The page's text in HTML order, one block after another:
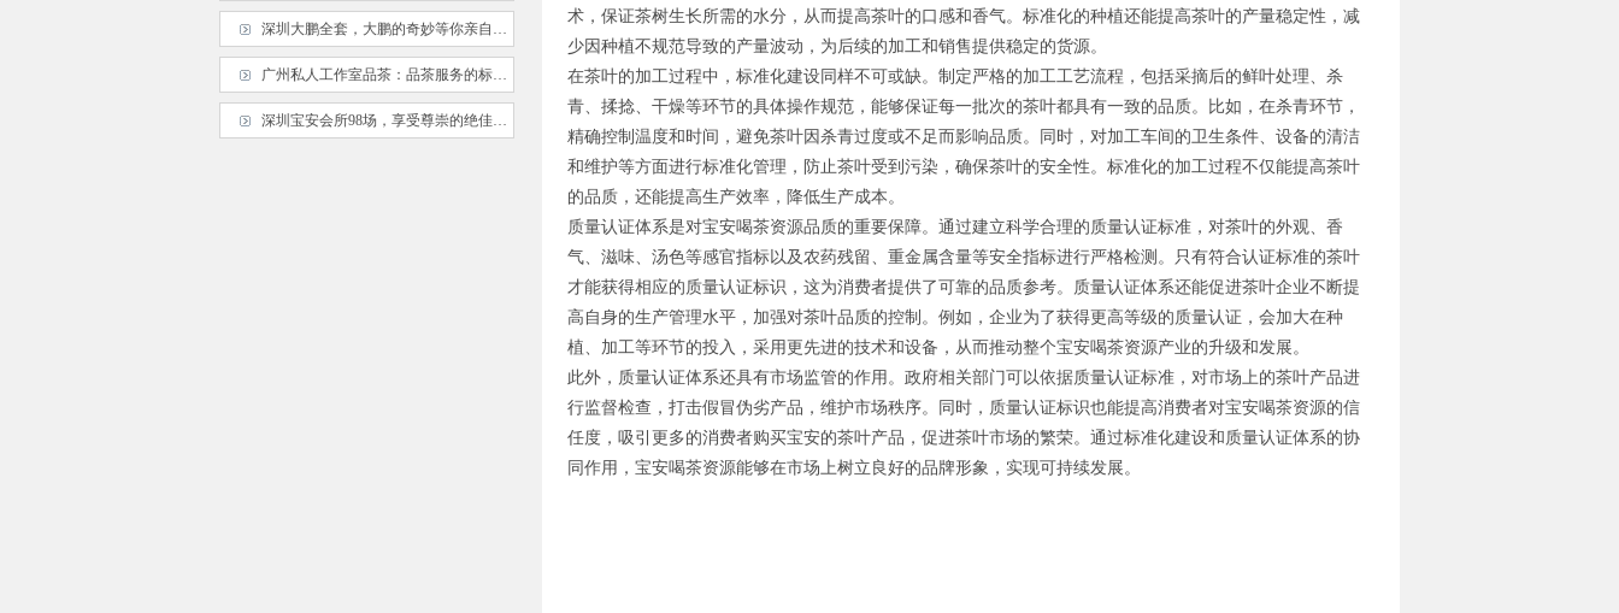
术，保证茶树生长所需的水分，从而提高茶叶的口感和香气。标准化的种植还能提高茶叶的产量稳定性，减
少因种植不规范导致的产量波动，为后续的加工和销售提供稳定的货源。
在茶叶的加工过程中，标准化建设同样不可或缺。制定严格的加工工艺流程，包括采摘后的鲜叶处理、杀
青、揉捻、干燥等环节的具体操作规范，能够保证每一批次的茶叶都具有一致的品质。比如，在杀青环节，
精确控制温度和时间，避免茶叶因杀青过度或不足而影响品质。同时，对加工车间的卫生条件、设备的清洁
和维护等方面进行标准化管理，防止茶叶受到污染，确保茶叶的安全性。标准化的加工过程不仅能提高茶叶
的品质，还能提高生产效率，降低生产成本。
质量认证体系是对宝安喝茶资源品质的重要保障。通过建立科学合理的质量认证标准，对茶叶的外观、香
气、滋味、汤色等感官指标以及农药残留、重金属含量等安全指标进行严格检测。只有符合认证标准的茶叶
才能获得相应的质量认证标识，这为消费者提供了可靠的品质参考。质量认证体系还能促进茶叶企业不断提
高自身的生产管理水平，加强对茶叶品质的控制。例如，企业为了获得更高等级的质量认证，会加大在种
植、加工等环节的投入，采用更先进的技术和设备，从而推动整个宝安喝茶资源产业的升级和发展。
此外，质量认证体系还具有市场监管的作用。政府相关部门可以依据质量认证标准，对市场上的茶叶产品进
行监督检查，打击假冒伪劣产品，维护市场秩序。同时，质量认证标识也能提高消费者对宝安喝茶资源的信
任度，吸引更多的消费者购买宝安的茶叶产品，促进茶叶市场的繁荣。通过标准化建设和质量认证体系的协
同作用，宝安喝茶资源能够在市场上树立良好的品牌形象，实现可持续发展。
深圳大鹏全套，大鹏的奇妙等你亲自探索
‌广州私人工作室品茶‌：品茶服务的标准化与个性化
深圳宝安会所98场，享受尊崇的绝佳去处